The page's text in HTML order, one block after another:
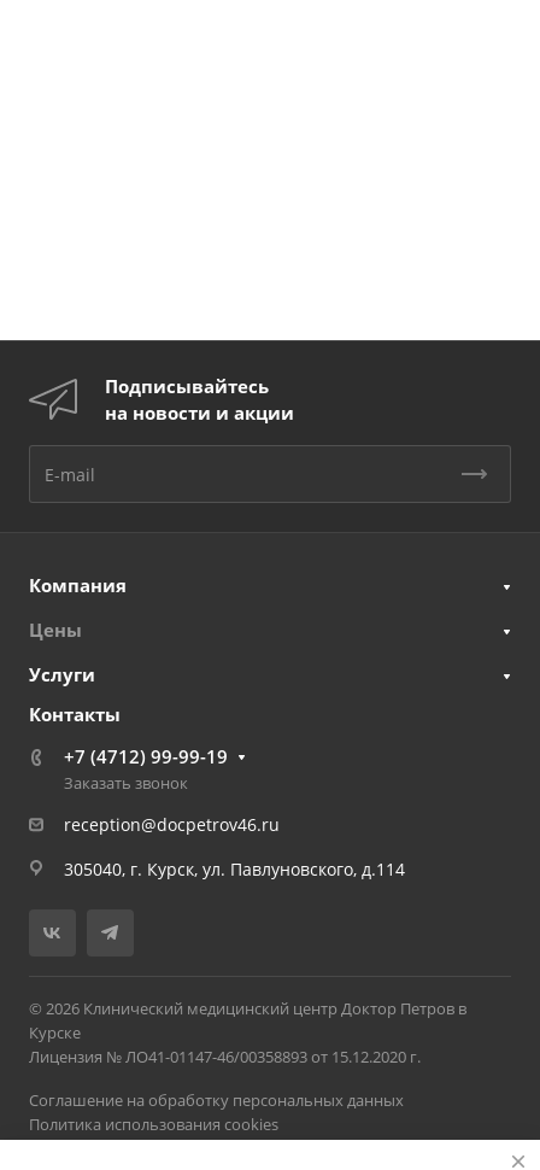
Подписывайтесь
на новости и акции
Компания
Цены
Услуги
Контакты
+7 (4712) 99-99-19
Заказать звонок
reception@docpetrov46.ru
305040, г. Курск, ул. Павлуновского, д.114
© 2026 Клинический медицинский центр Доктор Петров в
Курске
Лицензия № ЛО41-01147-46/00358893 от 15.12.2020 г.
Соглашение на обработку персональных данных
Политика использования cookies